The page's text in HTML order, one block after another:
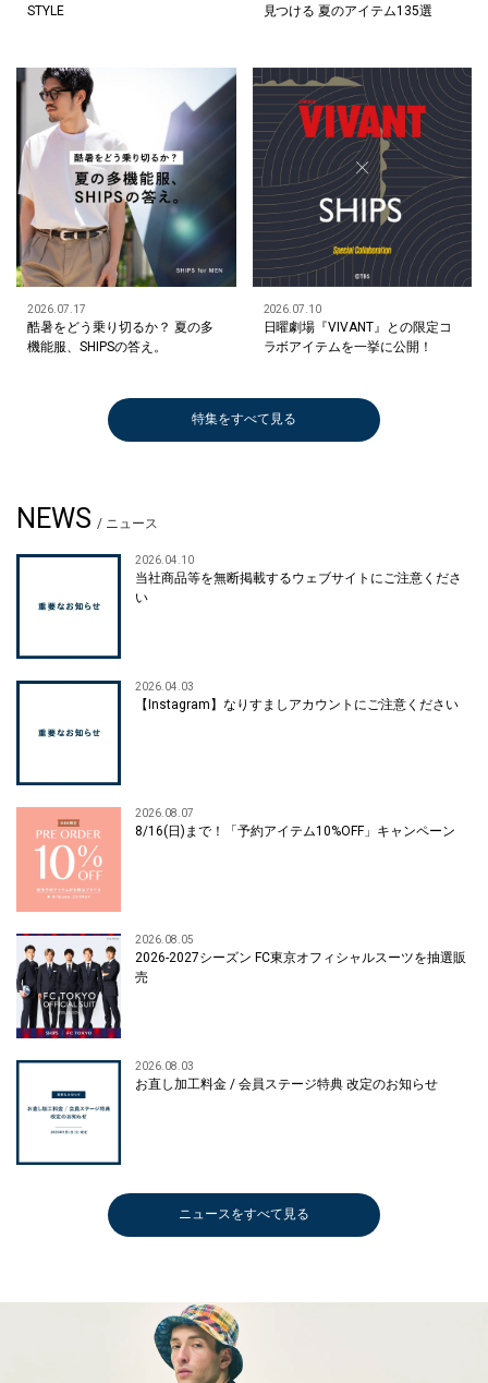
STYLE
見つける 夏のアイテム135選
2026.07.17
酷暑をどう乗り切るか？ 夏の多
機能服、SHIPSの答え。
2026.07.10
日曜劇場『VIVANT』との限定コ
ラボアイテムを一挙に公開！
特集をすべて見る
NEWS / ニュース
2026.04.10
当社商品等を無断掲載するウェブサイトにご注意くださ
い
2026.04.03
【Instagram】なりすましアカウントにご注意ください
2026.08.07
8/16(日)まで！「予約アイテム10%OFF」キャンペーン
2026.08.05
2026-2027シーズン FC東京オフィシャルスーツを抽選販
売
2026.08.03
お直し加工料金 / 会員ステージ特典 改定のお知らせ
ニュースをすべて見る